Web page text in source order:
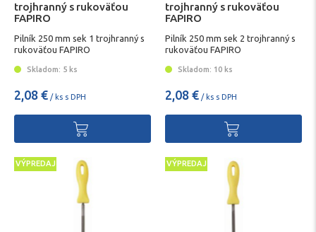
trojhranný s rukoväťou
FAPIRO
Pilník 250 mm sek 1 trojhranný s
rukoväťou FAPIRO
Skladom: 5 ks
2,08 € / ks s DPH
trojhranný s rukoväťou
FAPIRO
Pilník 250 mm sek 2 trojhranný s
rukoväťou FAPIRO
Skladom: 10 ks
2,08 € / ks s DPH
VÝPREDAJ VÝPREDAJ